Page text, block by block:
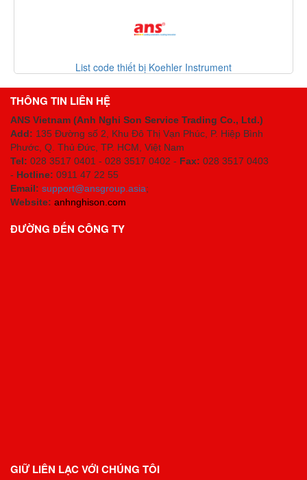
bị Koehler Instrument Danh mục thiết bị
THÔNG TIN LIÊN HỆ
ANS Vietnam (Anh Nghi Son Service Trading Co., Ltd.)
Add: 135 Đường số 2, Khu Đô Thị Vạn Phúc, P. Hiệp Bình
Phước, Q. Thủ Đức, TP. HCM , Việt Nam
Tel: 028 3517 0401 - 028 3517 0402 - Fax: 028 3517 0403
- Hotline: 0911 47 22 55
Email: support@ansgroup.asia;
Website: anhnghison.com
ĐƯỜNG ĐẾN CÔNG TY
GIỮ LIÊN LẠC VỚI CHÚNG TÔI